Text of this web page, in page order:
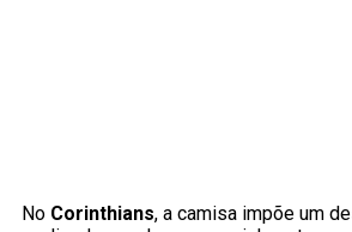
No Corinthians, a camisa impõe um